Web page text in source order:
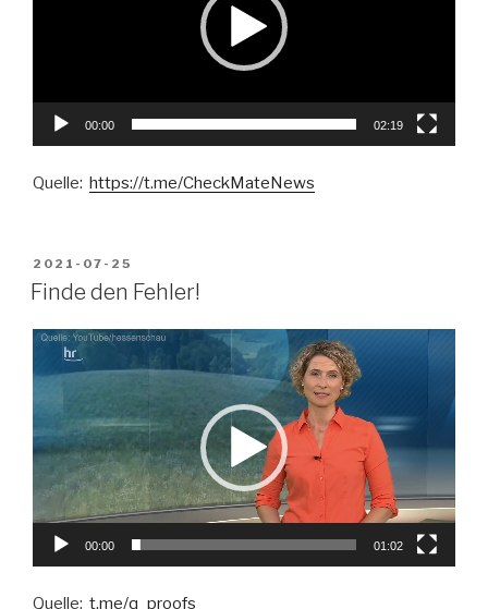
00:00 02:19
Quelle: https://t.me/CheckMateNews
VERÖFFENTLICHT
AM
2021-07-25
Finde den Fehler!
Video-
Player
00:00 01:02
Quelle: t.me/q_proofs